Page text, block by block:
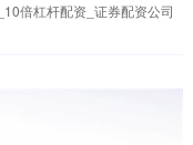
倍杠杆配资_证券配资公司